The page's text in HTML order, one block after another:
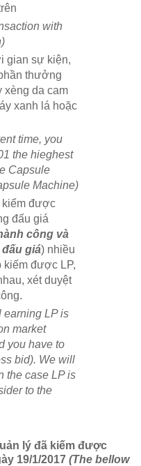
with
gian sự kiện,
thưởng
xèng da cam
xanh lá hoặc
time, you
the hieghest
Capsule
Machine)
kiếm được
đấu giá
công và
giá) nhiều
kiếm được LP,
xét duyệt
earning LP is
market
you have to
bid). We will
the case LP is
to the
lý đã kiếm được
19/1/2017 (The bellow